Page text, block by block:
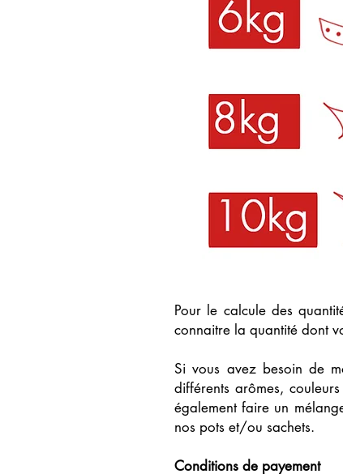
Pour le calcule des
connaitre la quantité dont
Si vous avez besoin de
différents arômes,
également faire un
nos pots et/ou sachets.
Conditions de payement